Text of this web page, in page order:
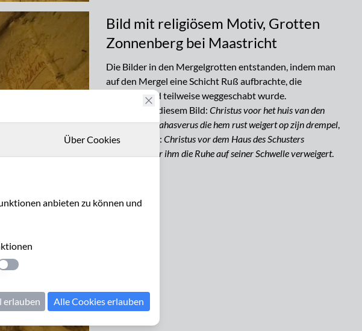
Bild mit religiösem Motiv, Grotten
Zonnenberg bei Maastricht
Die Bilder in den Mergelgrotten entstanden, indem man
auf den Mergel eine Schicht Ruß aufbrachte, die
anschließend teilweise weggeschabt wurde.
Inschrift auf diesem Bild: Christus voor het huis van den
schoenlapper ahasverus die hem rust weigert op zijn drempel,
Übersetzung: Christus vor dem Haus des Schusters
Ahasveros, der ihm die Ruhe auf seiner Schwelle verweigert.
Über Cookies
anbieten zu können und
anwenden
erlauben Alle Cookies erlauben